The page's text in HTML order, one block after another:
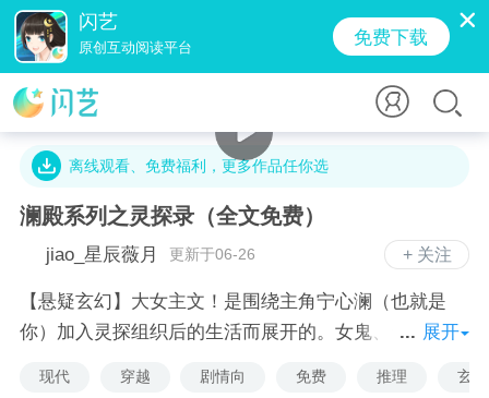
闪艺
原创互动阅读平台 免费下载
16.5万字 · 3.8万人气 · 574.0M · 6.7万贡献值
离线观看、免费福利，更多作品任你选
澜殿系列之灵探录（全文免费）
+ 关注
jiao_星辰薇月 更新于06-26
【悬疑玄幻】大女主文！是围绕主角宁心澜（也就是
你）加入灵探组织后的生活而展开的。女鬼、僵尸、妖
展开
现代 穿越 剧情向 免费 推理 玄幻